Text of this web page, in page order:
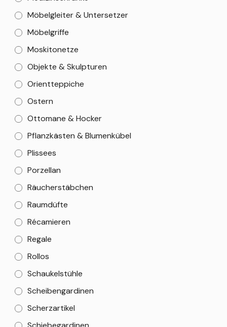
Möbelgleiter & Untersetzer
Möbelgriffe
Moskitonetze
Objekte & Skulpturen
Orientteppiche
Ostern
Ottomane & Hocker
Pflanzkästen & Blumenkübel
Plissees
Porzellan
Räucherstäbchen
Raumdüfte
Récamieren
Regale
Rollos
Schaukelstühle
Scheibengardinen
Scherzartikel